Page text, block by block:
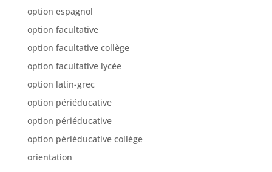
option espagnol
option facultative
option facultative collège
option facultative lycée
option latin-grec
option périéducative
option périéducative
option périéducative collège
orientation